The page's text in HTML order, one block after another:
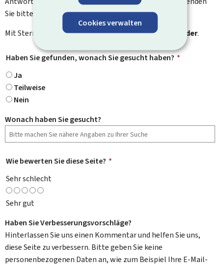
Cookies verwalten
Sie bitte das Kontaktformular.
Mit Stern gekennzeichnete Felder ( * ) sindPflichtfelder.
Haben Sie gefunden, wonach Sie gesucht haben? *
Ja
Teilweise
Nein
Wonach haben Sie gesucht?
Wie bewerten Sie diese Seite? *
Sehr schlecht
Sehr gut
Haben Sie Verbesserungsvorschläge?
Hinterlassen Sie uns einen Kommentar und helfen Sie uns,
diese Seite zu verbessern. Bitte geben Sie keine
personenbezogenen Daten an, wie zum Beispiel Ihre E-Mail-